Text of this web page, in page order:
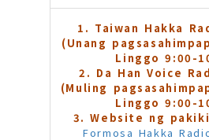
1. Taiwan Hakka
(Unang
Linggo 9:00-
2. Da Han Voice
(Muling
Linggo 9:00-
3. Website ng
Formosa Hakka